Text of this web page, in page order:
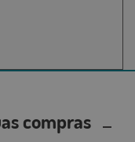
compras